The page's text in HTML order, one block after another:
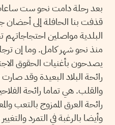
بعد رحلة دامت نحو ست
قذفت بنا الحافلة إلى أحضان
البلدية مواصلين احتجاجاتهم
منذ نحو شهر كامل. وما إن
يصدحون بأغنيات الحقوق
رائحة البلاد البعيدة وقد
والقلب. هي تماما رائحة
رائحة العرق الممزوج بالتعب
وأيضا بالرغبة في التمرد